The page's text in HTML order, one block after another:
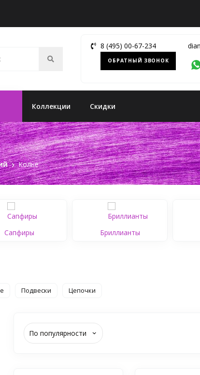
8 (495) 00-67-234
ОБРАТНЫЙ ЗВОНОК
Коллекции Скидки
Колье
Сапфиры Бриллианты
Подвески Цепочки
По популярности